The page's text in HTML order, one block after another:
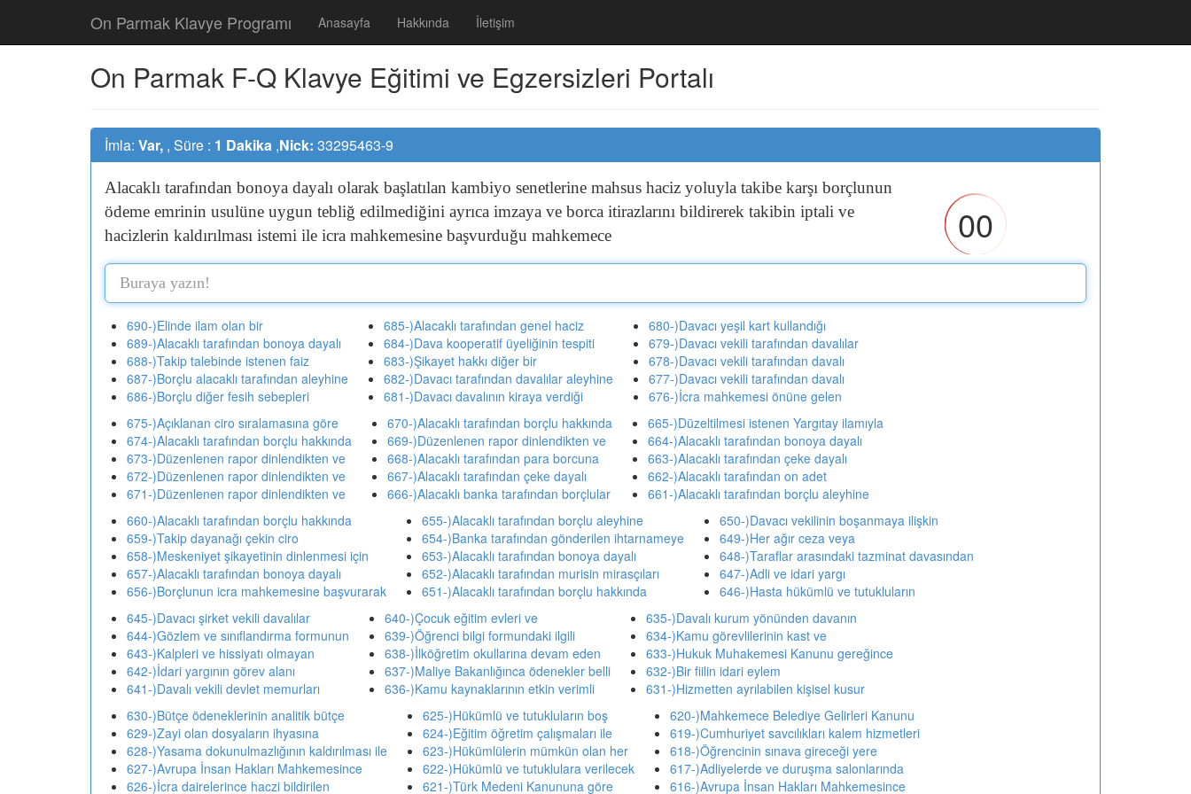
On Parmak Klavye Programı Anasayfa Hakkında İletişim
On Parmak F-Q Klavye Eğitimi ve Egzersizleri Portalı
İmla: Var, , Süre : 1 Dakika ,Nick: 33295463-9
Alacaklı tarafından bonoya dayalı olarak başlatılan kambiyo senetlerine mahsus haciz yoluyla takibe karşı borçlunun
ödeme emrinin usulüne uygun tebliğ edilmediğini ayrıca imzaya ve borca itirazlarını bildirerek takibin iptali ve
hacizlerin kaldırılması istemi ile icra mahkemesine başvurduğu mahkemece 00
690-)Elinde ilam olan bir
689-)Alacaklı tarafından bonoya dayalı
688-)Takip talebinde istenen faiz
687-)Borçlu alacaklı tarafından aleyhine
686-)Borçlu diğer fesih sebepleri
685-)Alacaklı tarafından genel haciz
684-)Dava kooperatif üyeliğinin tespiti
683-)Şikayet hakkı diğer bir
682-)Davacı tarafından davalılar aleyhine
681-)Davacı davalının kiraya verdiği
680-)Davacı yeşil kart kullandığı
679-)Davacı vekili tarafından davalılar
678-)Davacı vekili tarafından davalı
677-)Davacı vekili tarafından davalı
676-)İcra mahkemesi önüne gelen
675-)Açıklanan ciro sıralamasına göre
674-)Alacaklı tarafından borçlu hakkında
673-)Düzenlenen rapor dinlendikten ve
672-)Düzenlenen rapor dinlendikten ve
671-)Düzenlenen rapor dinlendikten ve
670-)Alacaklı tarafından borçlu hakkında
669-)Düzenlenen rapor dinlendikten ve
668-)Alacaklı tarafından para borcuna
667-)Alacaklı tarafından çeke dayalı
666-)Alacaklı banka tarafından borçlular
665-)Düzeltilmesi istenen Yargıtay ilamıyla
664-)Alacaklı tarafından bonoya dayalı
663-)Alacaklı tarafından çeke dayalı
662-)Alacaklı tarafından on adet
661-)Alacaklı tarafından borçlu aleyhine
660-)Alacaklı tarafından borçlu hakkında
659-)Takip dayanağı çekin ciro
658-)Meskeniyet şikayetinin dinlenmesi için
657-)Alacaklı tarafından bonoya dayalı
656-)Borçlunun icra mahkemesine başvurarak
655-)Alacaklı tarafından borçlu aleyhine
654-)Banka tarafından gönderilen ihtarnameye
653-)Alacaklı tarafından bonoya dayalı
652-)Alacaklı tarafından murisin mirasçıları
651-)Alacaklı tarafından borçlu hakkında
650-)Davacı vekilinin boşanmaya ilişkin
649-)Her ağır ceza veya
648-)Taraflar arasındaki tazminat davasından
647-)Adli ve idari yargı
646-)Hasta hükümlü ve tutukluların
645-)Davacı şirket vekili davalılar
644-)Gözlem ve sınıflandırma formunun
643-)Kalpleri ve hissiyatı olmayan
642-)İdari yargının görev alanı
641-)Davalı vekili devlet memurları
640-)Çocuk eğitim evleri ve
639-)Öğrenci bilgi formundaki ilgili
638-)İlköğretim okullarına devam eden
637-)Maliye Bakanlığınca ödenekler belli
636-)Kamu kaynaklarının etkin verimli
635-)Davalı kurum yönünden davanın
634-)Kamu görevlilerinin kast ve
633-)Hukuk Muhakemesi Kanunu gereğince
632-)Bir fiilin idari eylem
631-)Hizmetten ayrılabilen kişisel kusur
630-)Bütçe ödeneklerinin analitik bütçe
629-)Zayi olan dosyaların ihyasına
628-)Yasama dokunulmazlığının kaldırılması ile
627-)Avrupa İnsan Hakları Mahkemesince
626-)İcra dairelerince haczi bildirilen
625-)Hükümlü ve tutukluların boş
624-)Eğitim öğretim çalışmaları ile
623-)Hükümlülerin mümkün olan her
622-)Hükümlü ve tutuklulara verilecek
621-)Türk Medeni Kanununa göre
620-)Mahkemece Belediye Gelirleri Kanunu
619-)Cumhuriyet savcılıkları kalem hizmetleri
618-)Öğrencinin sınava gireceği yere
617-)Adliyelerde ve duruşma salonlarında
616-)Avrupa İnsan Hakları Mahkemesince